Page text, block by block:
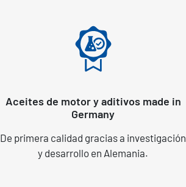
Aceites de motor y aditivos made in
Germany
De primera calidad gracias a investigación
y desarrollo en Alemania.